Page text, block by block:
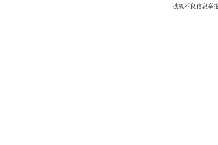
搜狐不良信息举